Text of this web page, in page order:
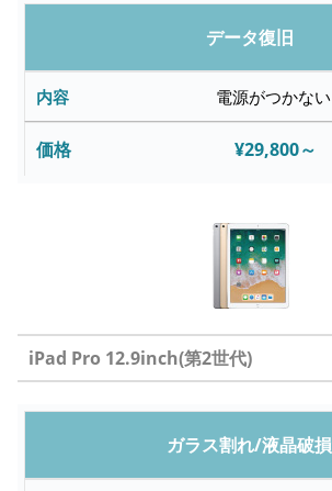
データ復旧
電源がつかない
¥29,800～
iPad Pro 12.9inch(第2世代)
理
ガラス割れ/液晶破損